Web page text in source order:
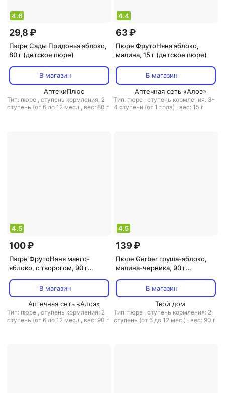
4.6
29,8 ₽
Пюре Сады Придонья яблоко,
80 г (детское пюре)
В магазин
АптекиПлюс
Тип: пюре , ступень кормления: 2
ступень (от 6 до 12 мес.) , вес: 80 г
4.4
63 ₽
Пюре ФрутоНяня яблоко,
малина, 15 г (детское пюре)
В магазин
Аптечная сеть «Алоэ»
Тип: пюре , ступень кормления: 3-
4 ступени (от 1 года) , вес: 15 г
4.5
100 ₽
Пюре ФрутоНяня манго-
яблоко, с творогом, 90 г
В магазин
Аптечная сеть «Алоэ»
Тип: пюре , ступень кормления: 2
ступень (от 6 до 12 мес.) , вес: 90 г
4.5
139 ₽
Пюре Gerber груша-яблоко,
малина-черника, 90 г
В магазин
Твой дом
Тип: пюре , ступень кормления: 2
ступень (от 6 до 12 мес.) , вес: 90 г